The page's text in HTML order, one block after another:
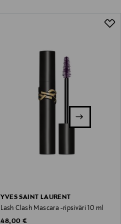
YVES SAINT LAURENT
Lash Clash Mascara -ripsiväri 10 ml
Original Price
48,00 €